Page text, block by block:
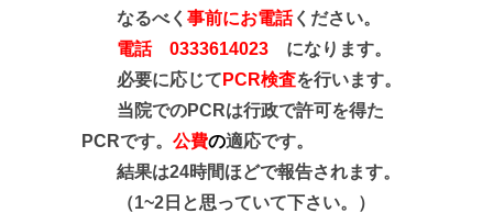
なるべく 事前にお電話ください。
電話 0333614023 になります。
必要に応じて PCR検査を行います。
当院でのPCRは行政で許可を得た
PCRです。 公費の適応です。
結果は24時間ほどで報告されます。
（1~2日と思っていて下さい。）